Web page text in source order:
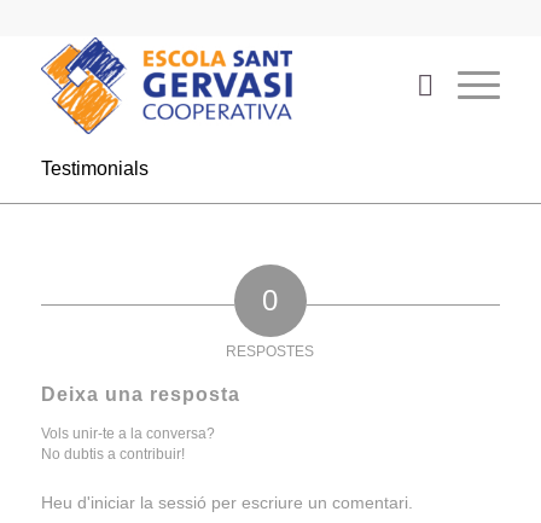
Testimonials
0
RESPOSTES
Deixa una resposta
Vols unir-te a la conversa?
No dubtis a contribuir!
Heu d'iniciar la sessió per escriure un comentari.